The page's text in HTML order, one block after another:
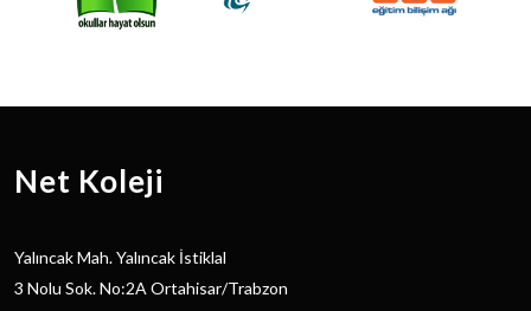
Net Koleji
Yalıncak Mah. Yalıncak İstiklal
3 Nolu Sok. No:2A Ortahisar/Trabzon